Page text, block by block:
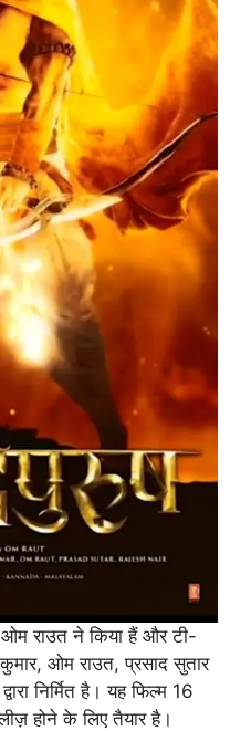
राउत ने किया हैं और टी-
ओम राउत, प्रसाद सुतार
निर्मित है। यह फिल्म 16
होने के लिए तैयार है।